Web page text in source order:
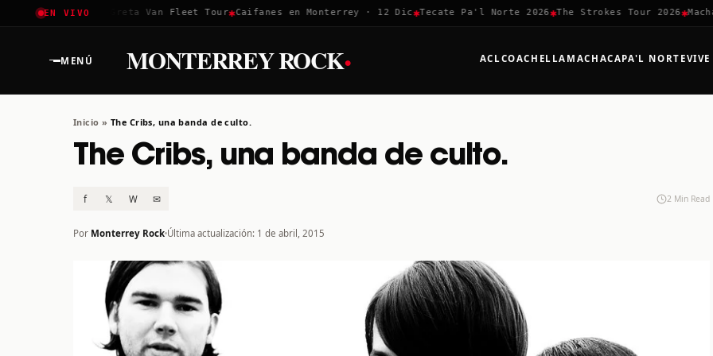
EN VIVO
Coachella 2026✱ Greta Van Fleet Tour✱Caifanes en Monterrey · 12 Dic ✱Tecate Pa'l Norte 2026✱The Strokes Tour 2026✱
MENÚ MONTERREY ROCK· ACLCOACHELLA MACHACAPA'L NORTE
Inicio » The Cribs, una banda de culto.
The Cribs, una banda de culto.
f 𝕏 W ✉ 2 Min Read
Por Monterrey Rock Última actualización: 1 de abril, 2015